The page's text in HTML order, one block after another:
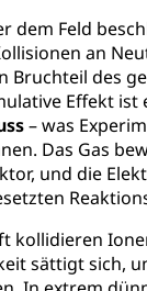
dem Feld
an
Bruchteil des
Effekt ist
– was
Das Gas
und die
kollidieren
sättigt sich,